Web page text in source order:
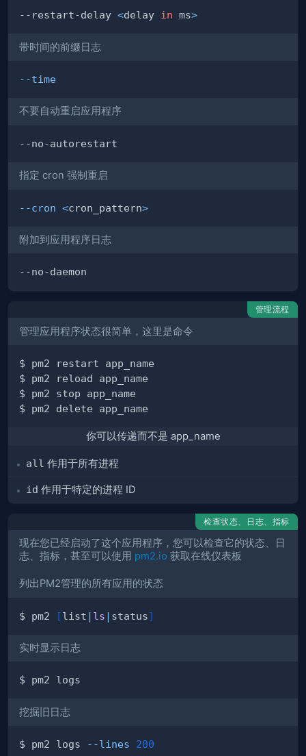
--restart-delay <delay in ms>
带时间的前缀日志
--time
不要自动重启应用程序
指定 cron 强制重启
--cron <cron_pattern>
附加到应用程序日志
管理流程
管理应用程序状态很简单，这里是命令
你可以传递而不是 app_name
all 作用于所有进程
id 作用于特定的进程 ID
检查状态、日志、指标
现在您已经启动了这个应用程序，您可以检查它的状态、日
志、指标，甚至可以使用 pm2.io 获取在线仪表板
列出PM2管理的所有应用的状态
$ pm2 [list | ls | status]
实时显示日志
挖掘旧日志
$ pm2 logs --lines 200